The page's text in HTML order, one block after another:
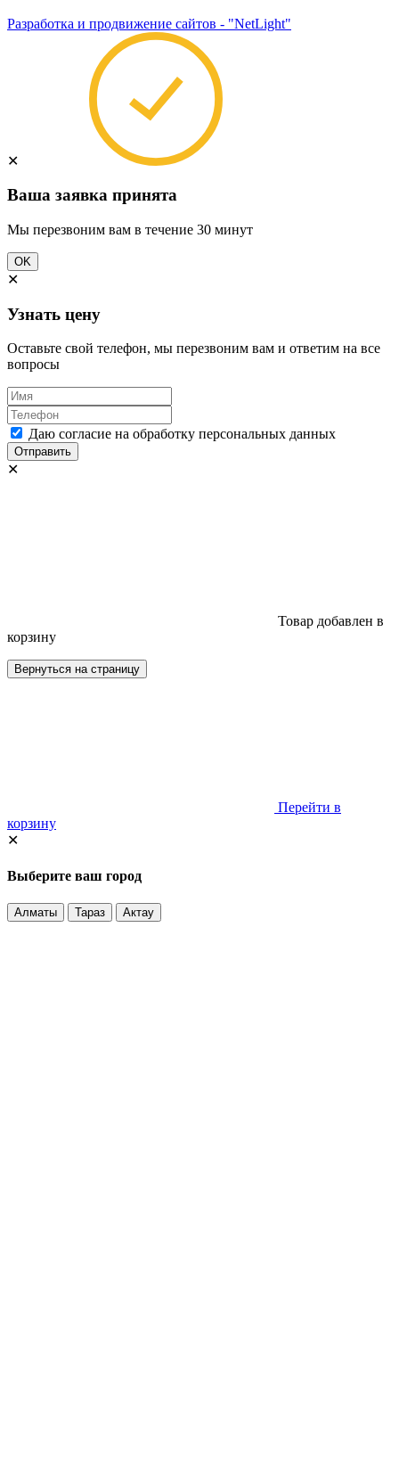
Разработка и продвижение сайтов - "NetLight"
✕
Ваша заявка принята
Мы перезвоним вам в течение 30 минут
OK
✕
Узнать цену
Оставьте свой телефон, мы перезвоним вам и ответим на все
вопросы
Даю согласие на обработку персональных данных
Отправить
✕
Товар добавлен в
корзину
Вернуться на страницу
Перейти в
корзину
✕
Выберите ваш город
Алматы Тараз Актау